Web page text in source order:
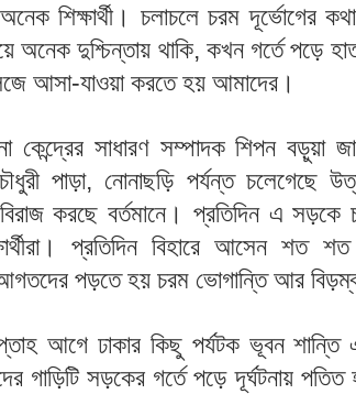
শিক্ষার্থী। চলাচলে চরম দূর্ভোগের
অনেক দুশ্চিন্তায় থাকি, কখন গর্তে পড়ে
আসা-যাওয়া করতে হয় আমাদের।
কেন্দ্রের সাধারণ সম্পাদক শিপন বড়ুয়া
পাড়া, নোনাছড়ি পর্যন্ত চলেগেছে
করছে বর্তমানে। প্রতিদিন এ
প্রতিদিন বিহারে আসেন শত
পড়তে হয় চরম ভোগান্তি আর
আগে ঢাকার কিছু পর্যটক ভূবন
গাড়িটি সড়কের গর্তে পড়ে দূর্ঘটনায়